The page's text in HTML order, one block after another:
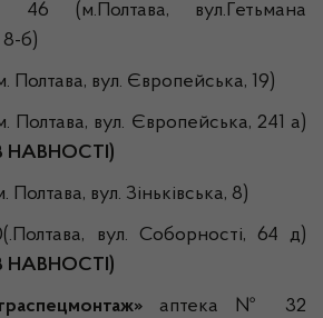
(м.Полтава, вул.Гетьмана
8-б)
Полтава, вул. Європейська, 19)
вул. Європейська, 241 а)
НАВНОСТІ)
вул. Зіньківська, 8)
вул. Соборності, 64 д)
НАВНОСТІ)
аптека № 32